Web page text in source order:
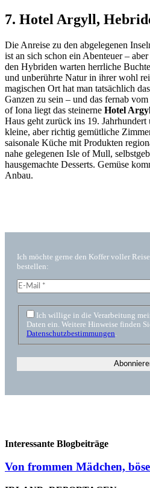
7. Hotel Argyll,
Die Anreise zu den abgelegenen
ist an sich schon ein Abenteuer –
den Hybriden warten herrliche
und unberührte Natur in ihrer wohl
magischen Ort hat man tatsächlich
Ganzen zu sein – und das fernab
of Iona liegt das steinerne Hotel
Haus geht zurück ins 19.
kleine, aber richtig gemütliche
saisonale Küche mit Produkten
nahe gelegenen Isle of Mull,
hausgemachte Desserts. Gemüse
Anbau.
Ich möchte gerne den Koffer voller
bestellen:
Ich willige in die Verarbeitung
Daten ein. Weitere Hinweise finden
Datenschutzbestimmungen
Interessante Blogbeiträge
Von frommen Mädchen,